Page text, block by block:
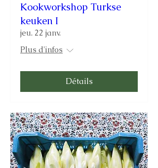
Kookworkshop Turkse
keuken I
jeu. 22 janv.
Plus d'infos
Détails